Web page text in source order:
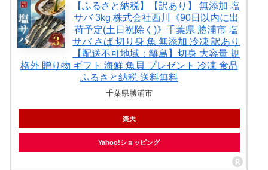
【ふるさと納税】【訳あり】 無添加 塩
サバ 3kg 株式会社西川《90日以内に出
荷予定(土日祝除く)》千葉県 勝浦市 塩
サバ さば 切り身 魚 無添加 冷凍 訳あり
【配送不可地域：離島】切身 大容量 規
格外 贈り物 ギフト 海鮮 魚貝 プレゼント 冷凍 食品
ふるさと納税 送料無料
千葉県勝浦市
楽天
Yahoo!ショッピング